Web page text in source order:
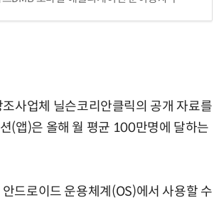
사업체 닐슨코리안클릭의 공개 자료를
(앱)은 올해 월 평균 100만명에 달하는
드로이드 운용체계(OS)에서 사용할 수